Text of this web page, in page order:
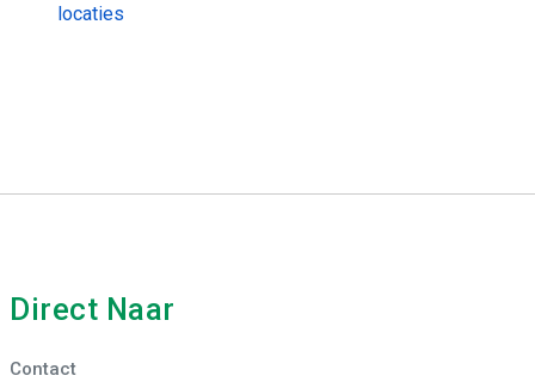
locaties
Direct Naar
Contact